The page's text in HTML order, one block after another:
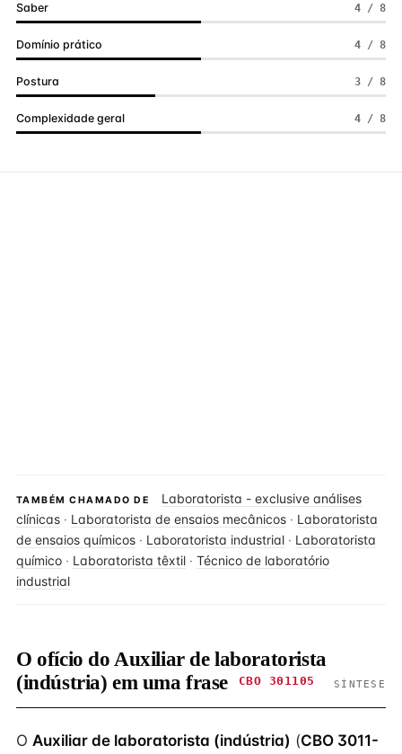
Saber 4 / 8
Domínio prático 4 / 8
Postura 3 / 8
Complexidade geral 4 / 8
TAMBÉM CHAMADO DE
Laboratorista - exclusive análises
clínicas · Laboratorista de ensaios mecânicos · Laboratorista
de ensaios químicos · Laboratorista industrial · Laboratorista
químico · Laboratorista têxtil · Técnico de laboratório
industrial
O ofício do Auxiliar de laboratorista
(indústria) em uma frase
CBO 301105 SÍNTESE
O Auxiliar de laboratorista (indústria) (CBO 3011-